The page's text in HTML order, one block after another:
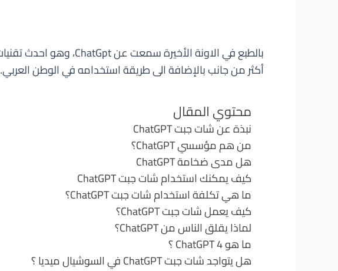
أكثر من جانب بالإضافة الى طريقة استخدامه في الوطن العربي.
محتوي المقال
نبذة عن شات جبت ChatGPT
من هم مؤسسي ChatGPT؟
هل مدى ضخامة ChatGPT
كيف يمكنك استخدام شات جبت ChatGPT
ما هي تكلفة استخدام شات جبت ChatGPT؟
كيف يعمل شات جبت ChatGPT؟
لماذا يقلق الناس من ChatGPT؟
ما هو ChatGPT 4 ؟
هل يتواجد شات جبت ChatGPT في السوشيال ميديا ؟